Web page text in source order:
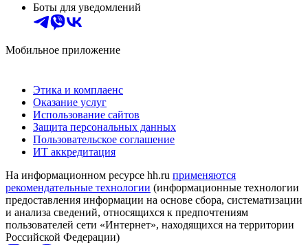
Боты для уведомлений
Мобильное приложение
Этика и комплаенс
Оказание услуг
Использование сайтов
Защита персональных данных
Пользовательское соглашение
ИТ аккредитация
На информационном ресурсе hh.ru применяются
рекомендательные технологии (информационные технологии
предоставления информации на основе сбора, систематизации
и анализа сведений, относящихся к предпочтениям
пользователей сети «Интернет», находящихся на территории
Российской Федерации)